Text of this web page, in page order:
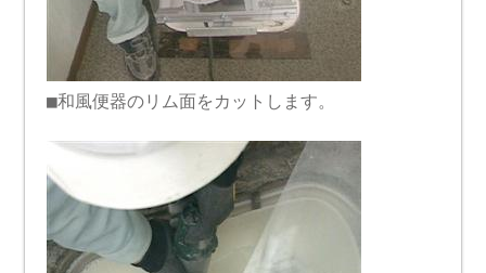
■和風便器のリム面をカットします。